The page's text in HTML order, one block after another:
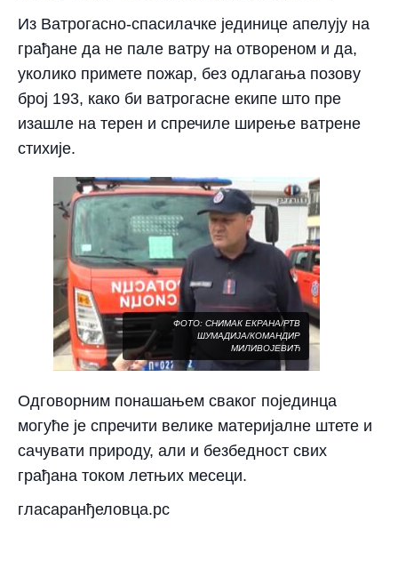
Из Ватрогасно-спасилачке јединице апелују на
грађане да не пале ватру на отвореном и да,
уколико примете пожар, без одлагања позову
број 193, како би ватрогасне екипе што пре
изашле на терен и спречиле ширење ватрене
стихије.
ФОТО: СНИМАК ЕКРАНА/РТВ
ШУМАДИЈА/КОМАНДИР
МИЛИВОЈЕВИЋ
Одговорним понашањем сваког појединца
могуће је спречити велике материјалне штете и
сачувати природу, али и безбедност свих
грађана током летњих месеци.
гласаранђеловца.рс